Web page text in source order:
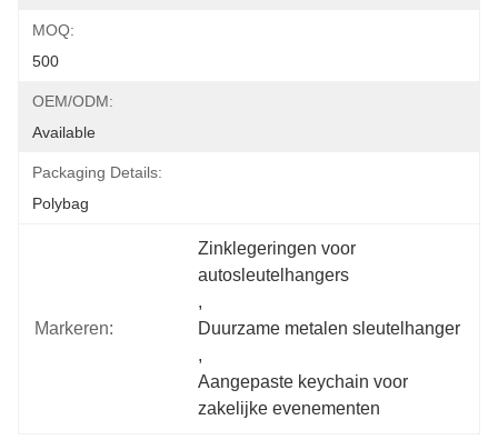
MOQ:
500
OEM/ODM:
Available
Packaging Details:
Polybag
Markeren:
Zinklegeringen voor
autosleutelhangers
,
Duurzame metalen sleutelhanger
,
Aangepaste keychain voor
zakelijke evenementen